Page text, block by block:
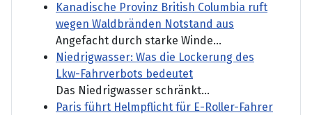
Kanadische Provinz British Columbia ruft
wegen Waldbränden Notstand aus
Angefacht durch starke Winde...
Niedrigwasser: Was die Lockerung des
Lkw-Fahrverbots bedeutet
Das Niedrigwasser schränkt...
Paris führt Helmpflicht für E-Roller-Fahrer